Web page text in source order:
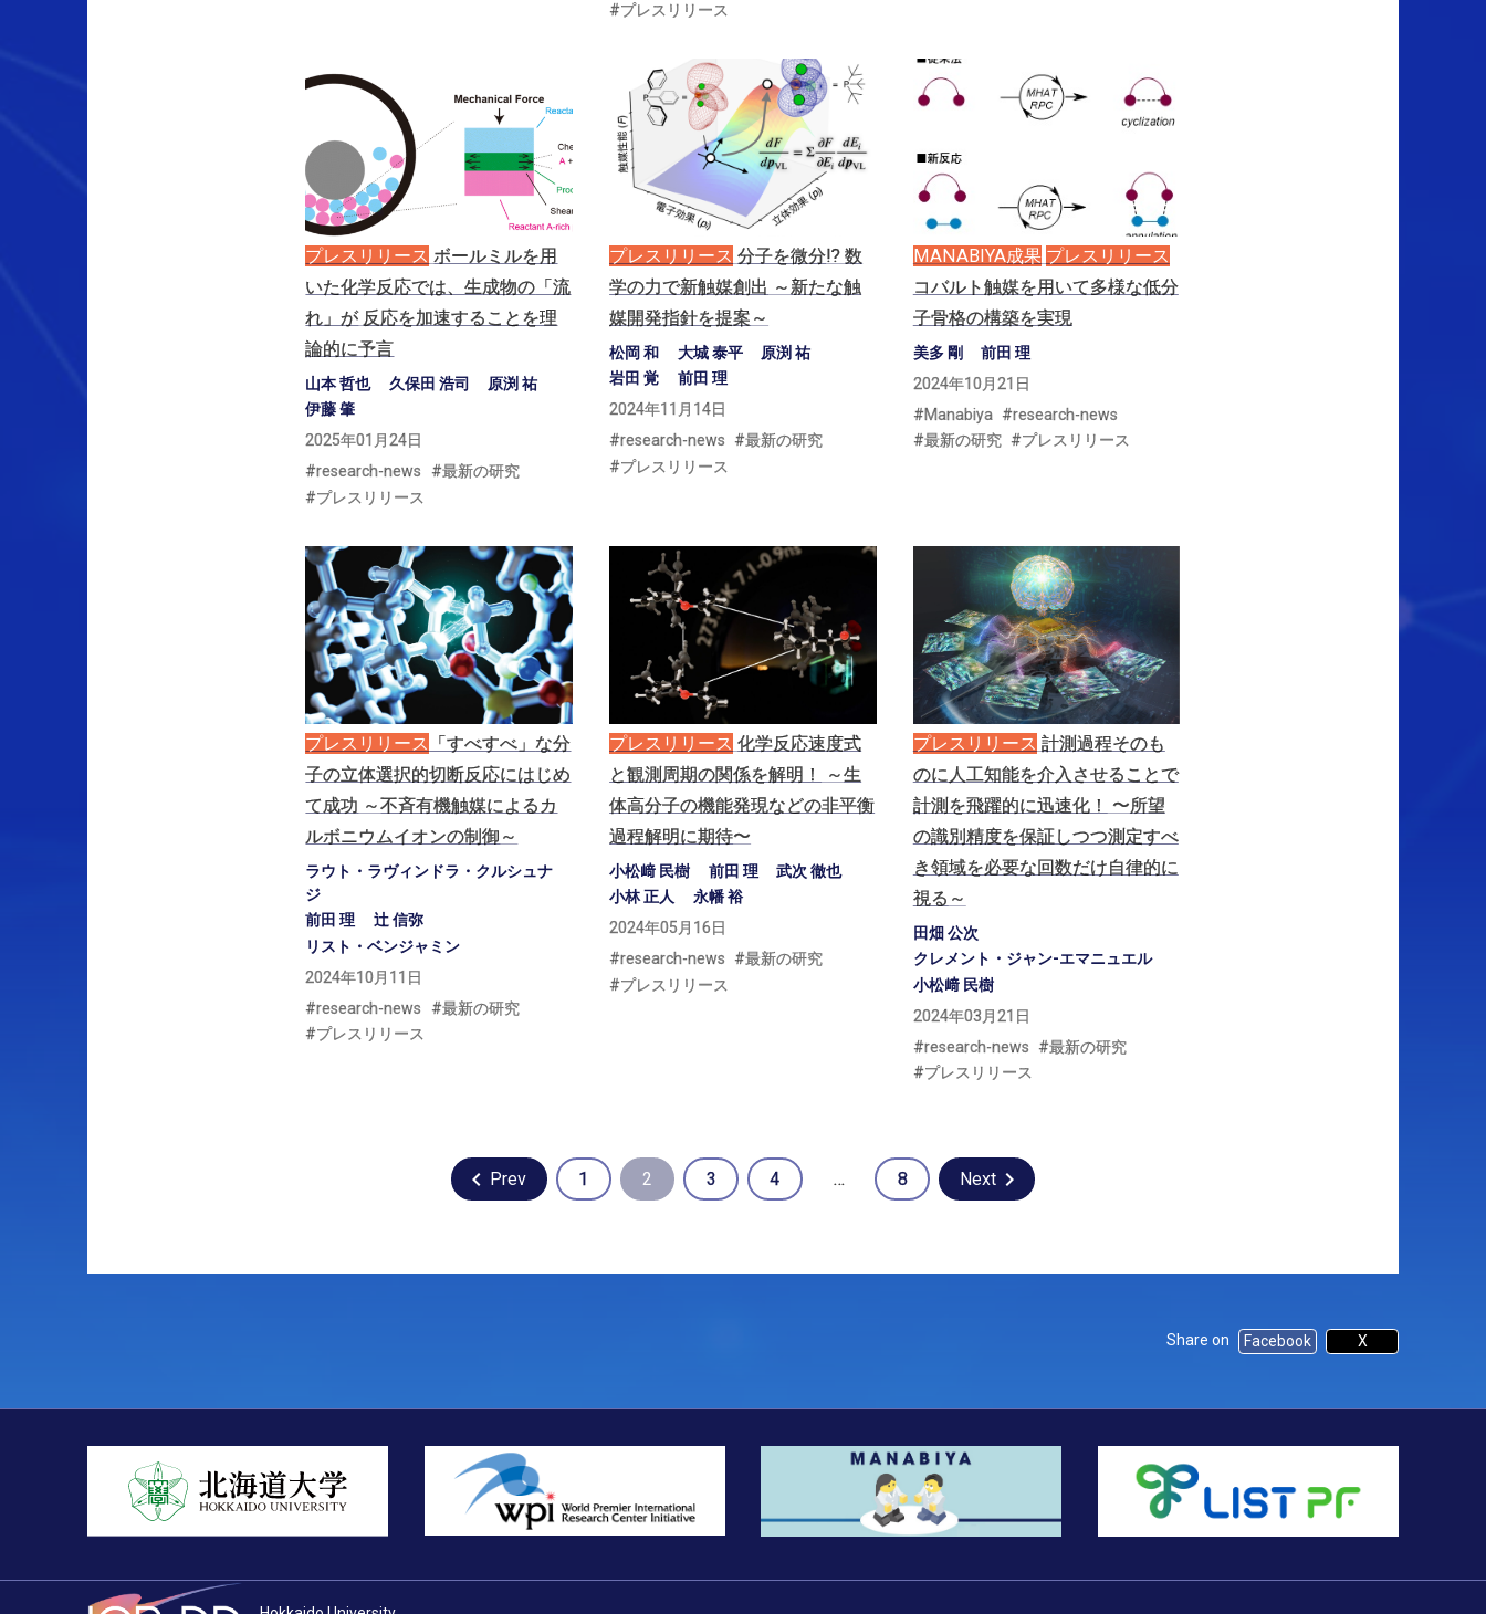
プレスリリース
プレスリリース ボールミルを用
いた化学反応では、生成物の 「流
れ」が 反応を加速することを理
論的に予言
山本 哲也 久保田 浩司
原渕 祐
伊藤 肇
2025年01月24日
research-news
最新の研究
プレスリリース
プレスリリース 分子を微分!?数
学の力で新触媒創出 ～ 新たな触
媒開発指針を提案 ～
松岡 和 大城 泰平
原渕 祐
岩田 覚
前田 理
2024年11月14日
research-news
最新の研究
プレスリリース
MANABIYA成果 プレスリリース
コバルト触媒を用いて多様な低分
子骨格の構築を実現
美多 剛
前田 理
2024年10月21日
Manabiya
research-news
最新の研究
プレスリリース
プレスリリース 「すべすべ」な分
子の立体選択的切断反応にはじめ
て成功 ～不斉有機触媒による カ
ルボニウムイオンの制御 ～
ラウト・ラヴィンドラ・クルシュナ
ジ
前田 理
辻 信弥
リスト・ベンジャミン
2024年10月11日
research-news
最新の研究
プレスリリース
プレスリリース 化学反応速度式
と観測周期の関係を解明！ ～生
体高分子の機能発現などの非平衡
過程解明に期待〜
小松﨑 民樹 前田 理
武次 徹也
小林 正人
永幡 裕
2024年05月16日
research-news
最新の研究
プレスリリース
プレスリリース 計測過程そのも
のに人工知能を介入させることで
計測を飛躍的に迅速化！ 〜所望
の識別精度を保証しつつ測定すべ
き領域を必要な回数だけ自律的に
視る ～
田畑 公次
クレメント・ジャン-エマニュエル
小松﨑 民樹
2024年03月21日
research-news
最新の研究
プレスリリース
Posts
pagination
Prev 1 2 3 4 … 8 Next
Share on Facebook X